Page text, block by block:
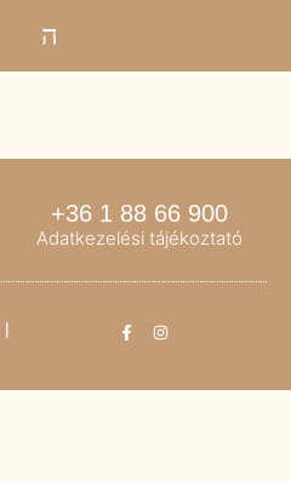
+36 1 88 66 900
Adatkezelési tájékoztató
|